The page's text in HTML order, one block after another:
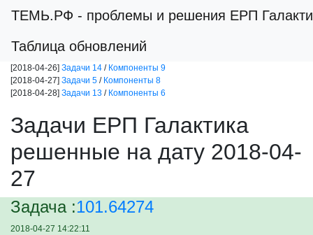
ТЕМЬ.РФ - проблемы и решения ЕРП
Таблица обновлений
[2018-04-26] Задачи 14 / Компоненты 9
[2018-04-27] Задачи 5 / Компоненты 8
[2018-04-28] Задачи 13 / Компоненты 6
Задачи ЕРП Галактика
решенные на дату 2018-04-
27
Задача :101.64274
2018-04-27 14:22:11